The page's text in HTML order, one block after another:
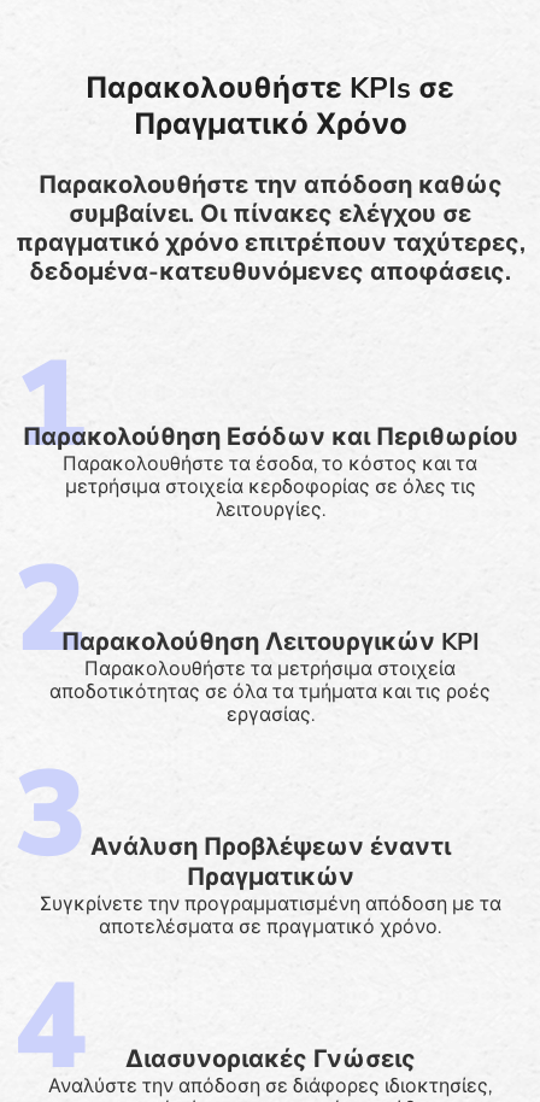
Παρακολουθήστε KPIs σε
Πραγματικό Χρόνο
Παρακολουθήστε την απόδοση καθώς
συμβαίνει. Οι πίνακες ελέγχου σε
πραγματικό χρόνο επιτρέπουν ταχύτερες,
δεδομένα-κατευθυνόμενες αποφάσεις.
Παρακολούθηση Εσόδων και Περιθωρίου
Παρακολουθήστε τα έσοδα, το κόστος και τα
μετρήσιμα στοιχεία κερδοφορίας σε όλες τις
λειτουργίες.
Παρακολούθηση Λειτουργικών KPI
Παρακολουθήστε τα μετρήσιμα στοιχεία
αποδοτικότητας σε όλα τα τμήματα και τις ροές
εργασίας.
Ανάλυση Προβλέψεων έναντι
Πραγματικών
Συγκρίνετε την προγραμματισμένη απόδοση με τα
αποτελέσματα σε πραγματικό χρόνο.
Διασυνοριακές Γνώσεις
Αναλύστε την απόδοση σε διάφορες ιδιοκτησίες,